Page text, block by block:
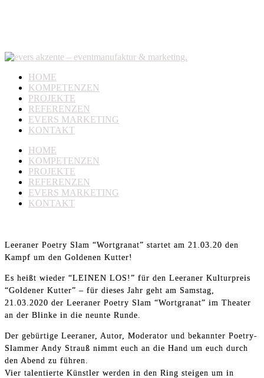
HOME
KOMPETENZEN
PROJEKTE
REFERENZEN
EVERS MARKETING
KONTAKT
HOME
KOMPETENZEN
PROJEKTE
REFERENZEN
EVERS MARKETING
KONTAKT
Leeraner Poetry Slam “Wortgranat” startet am 21.03.20 den
Kampf um den Goldenen Kutter!
Es heißt wieder “LEINEN LOS!” für den Leeraner Kulturpreis
“Goldener Kutter” – für dieses Jahr geht am Samstag,
21.03.2020 der Leeraner Poetry Slam “Wortgranat” im Theater
an der Blinke in die neunte Runde.
Der gebürtige Leeraner, Autor, Moderator und bekannter Poetry-
Slammer Andy Strauß nimmt euch an die Hand um euch durch
den Abend zu führen.
Vier talentierte Künstler werden in den Ring steigen um in